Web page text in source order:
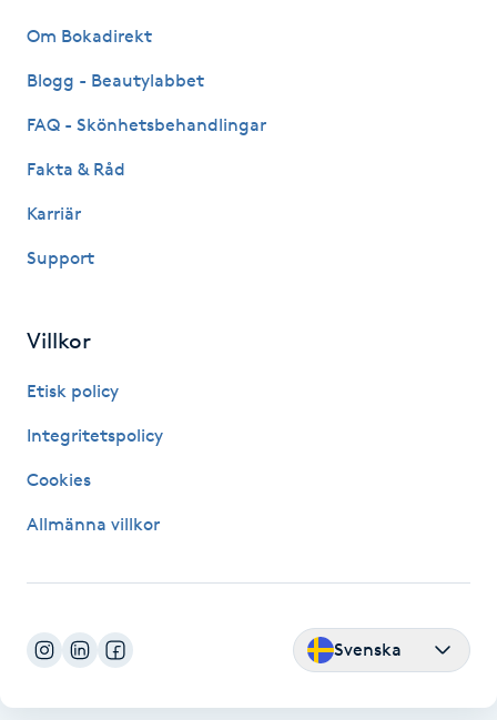
Kemisk peeling
Kinesiologi
Klangmassage
Om Bokadirekt
Blogg - Beautylabbet
FAQ - Skönhetsbehandlingar
Fakta & Råd
Karriär
Support
Villkor
Etisk policy
Integritetspolicy
Cookies
Allmänna villkor
Svenska